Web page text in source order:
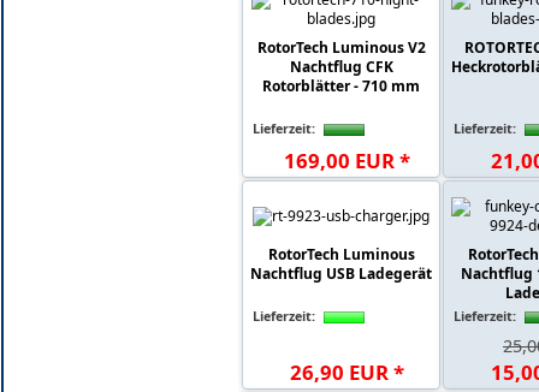
RotorTech Luminous V2
Nachtflug CFK
Rotorblätter - 710 mm
Lieferzeit:
169,00 EUR*
Lieferzeit:
21,
RotorTech Luminous
Nachtflug USB Ladegerät
Lieferzeit:
26,90 EUR*
Nachtflug
Lieferzeit:
15,